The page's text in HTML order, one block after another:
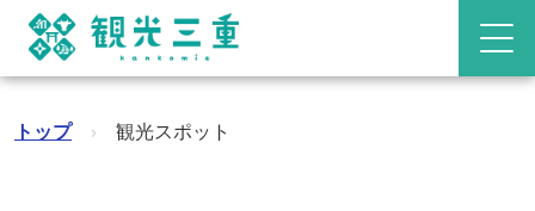
トップ › 観光スポット